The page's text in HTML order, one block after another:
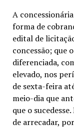
A
forma de
edital de
concessão; que
diferenciada,
elevado, nos
de sexta-feira
meio-dia que
que o
de arrecadar,